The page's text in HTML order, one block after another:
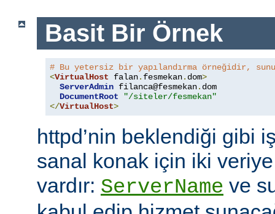
Basit Bir Örnek
# Bu yetersiz bir yapılandırma örneğidir,
<VirtualHost falan. fesmekan. dom>
ServerAdmin filanca@fesmekan. dom
DocumentRoot
"/siteler/fesmekan"
</VirtualHost>
httpd’nin beklendiği gibi
sanal konak için iki
vardır: ServerName ve